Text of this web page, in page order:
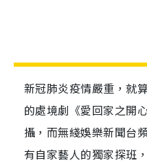
新冠肺炎疫情嚴重，就
的處境劇《愛回家之開
攝，而無綫娛樂新聞台
有自家藝人的獨家探班